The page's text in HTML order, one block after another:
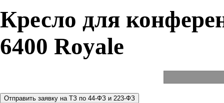
Кресло для
6400 Royale